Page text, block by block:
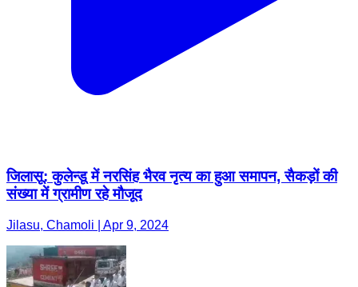
जिलासू: कुलेन्डू में नरसिंह भैरव नृत्य का हुआ समापन, सैकड़ों की
संख्या में ग्रामीण रहे मौजूद
Jilasu, Chamoli | Apr 9, 2024